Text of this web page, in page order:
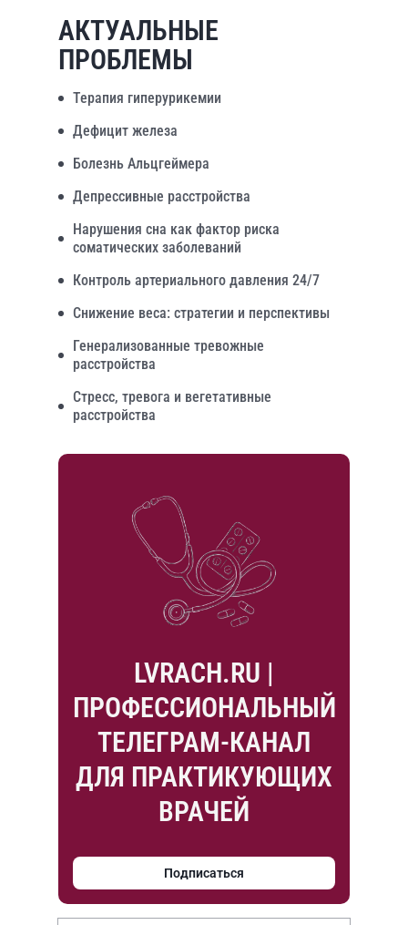
АКТУАЛЬНЫЕ
ПРОБЛЕМЫ
Терапия гиперурикемии
Дефицит железа
Болезнь Альцгеймера
Депрессивные расстройства
Нарушения сна как фактор риска
соматических заболеваний
Контроль артериального давления 24/7
Снижение веса: стратегии и перспективы
Генерализованные тревожные
расстройства
Стресс, тревога и вегетативные
расстройства
LVRACH.RU |
ПРОФЕССИОНАЛЬНЫЙ
ТЕЛЕГРАМ-КАНАЛ
ДЛЯ ПРАКТИКУЮЩИХ
ВРАЧЕЙ
Подписаться